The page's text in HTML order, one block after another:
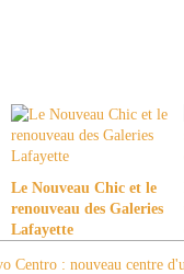
Le Nouveau Chic et le
renouveau des Galeries
Lafayette